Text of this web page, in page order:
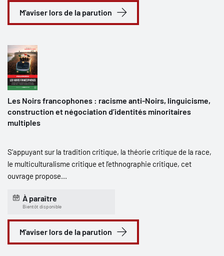
M'aviser lors de la parution
Les Noirs francophones : racisme anti-Noirs, linguicisme,
construction et négociation d’identités minoritaires
multiples
S'appuyant sur la tradition critique, la théorie critique de la race,
le multiculturalisme critique et l’ethnographie critique, cet
ouvrage propose...
À paraître
Bientôt disponible
M'aviser lors de la parution